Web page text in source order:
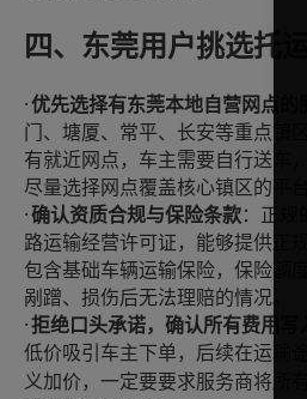
四、东莞用户挑选托
·优先选择有东莞本地自营网点的
门、塘厦、常平、长安等重点镇
有就近网点，车主需要自行送车
尽量选择网点覆盖核心镇区的平
·确认资质合规与保险条款：正规
路运输经营许可证，能够提供正
包含基础车辆运输保险，保险额
剐蹭、损伤后无法理赔的情况。
·拒绝口头承诺，确认所有费用写
低价吸引车主下单，后续在运输途
义加价，一定要要求服务商将所